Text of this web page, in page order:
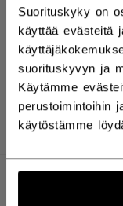
Suorituskyky on
käyttää evästeitä
suorituskyvyn ja
Käytämme
perustoimintoihin
käytöstämme
TUOTEKUVAT
TEKNISET